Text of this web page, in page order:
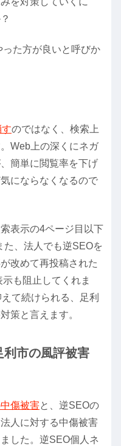
った方が良いと呼びか
のではなく、検索上
Web上の深くにネガ
簡単に閲覧率を下げ
にならなくなるので
表示の4ページ目以下
た、法人でも逆SEOを
改めて再投稿された
も阻止してくれま
て続けられる、足利
策と言えます。
利市の風評被害
傷被害と、逆SEOの
人に対する中傷被害
した。逆SEO個人ネ